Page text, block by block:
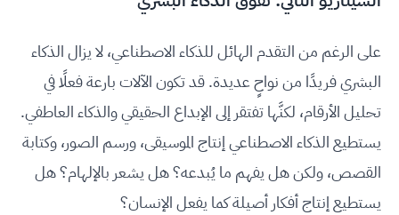
على الرغم من التقدم الهائل للذكاء الاصطناعي، لا يزال الذكاء
البشري فريدًا من نواحٍ عديدة. قد تكون الآلات بارعة فعلًا في
تحليل الأرقام، لكنَّها تفتقر إلى الإبداع الحقيقي والذكاء العاطفي.
يستطيع الذكاء الاصطناعي إنتاج الموسيقى، ورسم الصور، وكتابة
القصص، ولكن هل يفهم ما يُبدعه؟ هل يشعر بالإلهام؟ هل
يستطيع إنتاج أفكار أصيلة كما يفعل الإنسان؟